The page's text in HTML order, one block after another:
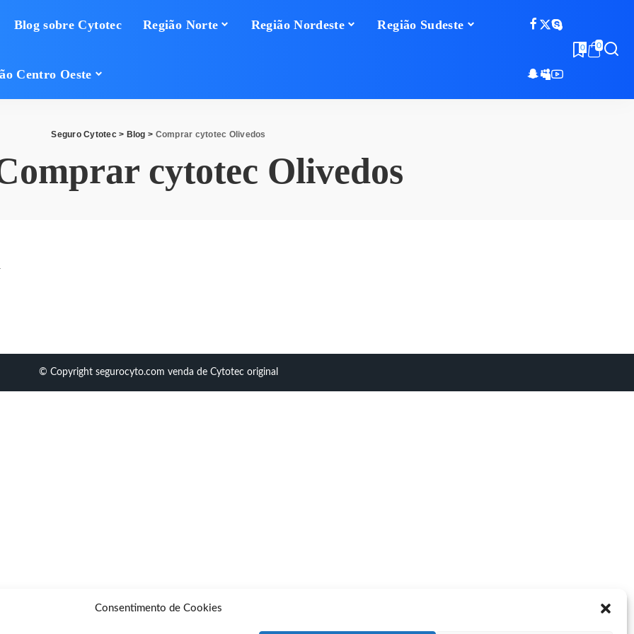
Consentimento de Cookies
Blog sobre Cytotec Região Norte Região Nordeste Região Sudeste
Centro Oeste
0 0
Seguro Cytotec> Blog > Comprar cytotec Olivedos
cytotec Olivedos
© Copyright segurocyto.com venda de Cytotec original